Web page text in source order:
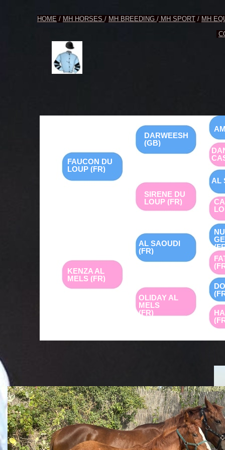
HOME / MH HORSES / MH BREEDING / MH SPORT / MH
DARWEESH
(GB)
FAUCON DU
LOUP (FR)
AL
SIRENE DU
LOUP (FR)
AL SAOUDI
(FR)
KENZA AL
MELS (FR)
OLIDAY AL
MELS
(FR)